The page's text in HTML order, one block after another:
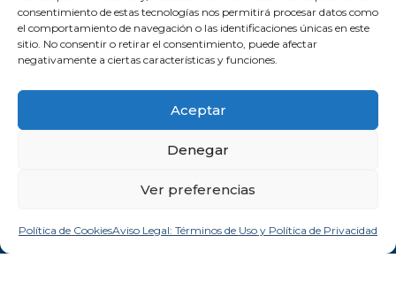
consentimiento de estas tecnologías nos permitirá procesar datos como
el comportamiento de navegación o las identificaciones únicas en este
sitio. No consentir o retirar el consentimiento, puede afectar
negativamente a ciertas características y funciones.
Aceptar
Denegar
Ver preferencias
Política de CookiesAviso Legal: Términos de Uso y Política de Privacidad
establecido.
SUSCRIBIRSE
Comprometida con los Objetivos de Desarrollo Sostenible (ODS). Reduzco la